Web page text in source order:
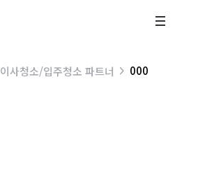
이사청소/입주청소 파트너 000